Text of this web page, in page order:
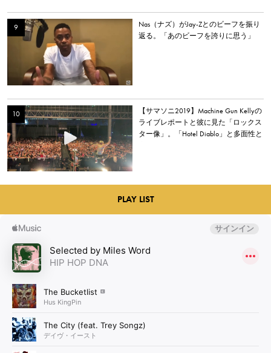
Nas（ナズ）がJay-Zとのビーフを振り
返る。「あのビーフを誇りに思う」
【サマソニ2019】Machine Gun Kellyの
ライブレポートと彼に見た「ロックス
ター像」。「Hotel Diablo」と多面性と
PLAY LIST